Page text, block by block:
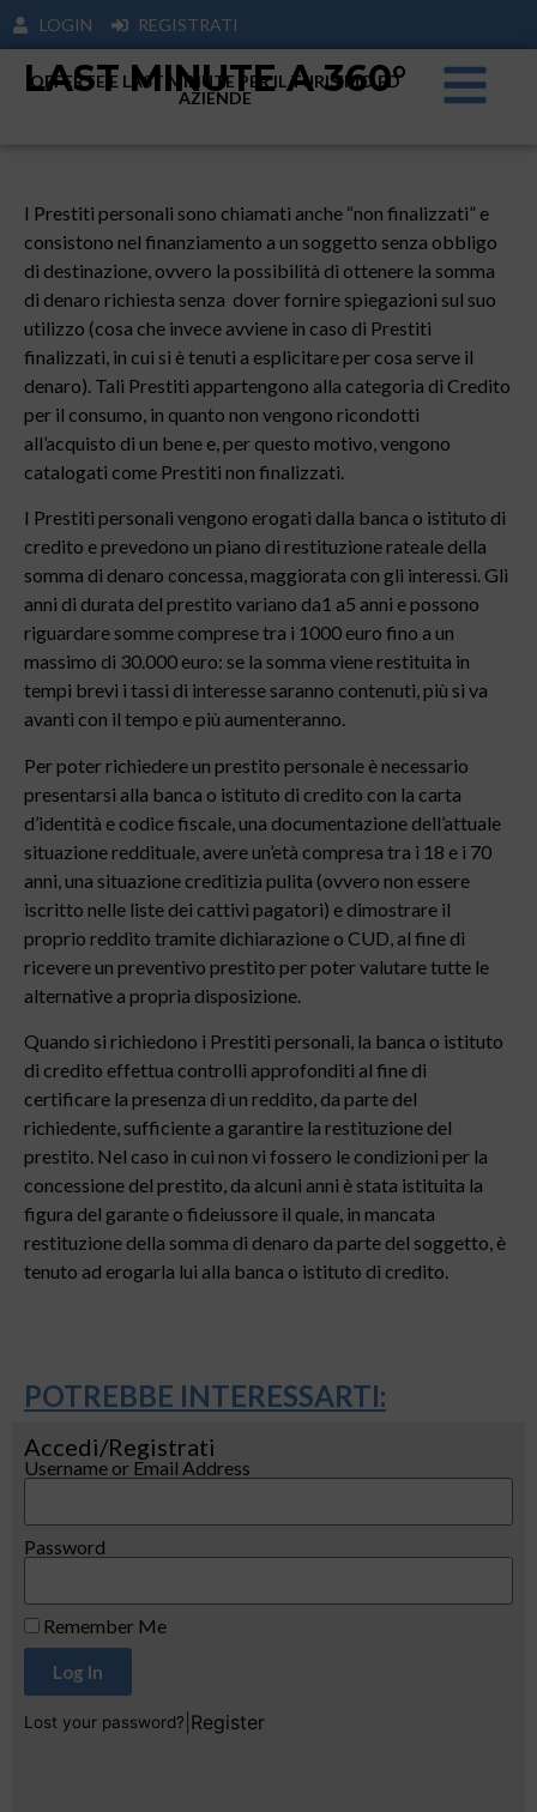
LOGIN REGISTRATI
LAST MINUTE A 360°
OFFERTE E LAST MINUTE PER IL TURISIMO ED
AZIENDE
I Prestiti personali sono chiamati anche “non finalizzati” e
consistono nel finanziamento a un soggetto senza obbligo
di destinazione, ovvero la possibilità di ottenere la somma
di denaro richiesta senza dover fornire spiegazioni sul suo
utilizzo (cosa che invece avviene in caso di Prestiti
finalizzati, in cui si è tenuti a esplicitare per cosa serve il
denaro). Tali Prestiti appartengono alla categoria di Credito
per il consumo, in quanto non vengono ricondotti
all’acquisto di un bene e, per questo motivo, vengono
catalogati come Prestiti non finalizzati.
I Prestiti personali vengono erogati dalla banca o istituto di
credito e prevedono un piano di restituzione rateale della
somma di denaro concessa, maggiorata con gli interessi. Gli
anni di durata del prestito variano da1 a5 anni e possono
riguardare somme comprese tra i 1000 euro fino a un
massimo di 30.000 euro: se la somma viene restituita in
tempi brevi i tassi di interesse saranno contenuti, più si va
avanti con il tempo e più aumenteranno.
Per poter richiedere un prestito personale è necessario
presentarsi alla banca o istituto di credito con la carta
d’identità e codice fiscale, una documentazione dell’attuale
situazione reddituale, avere un’età compresa tra i 18 e i 70
anni, una situazione creditizia pulita (ovvero non essere
iscritto nelle liste dei cattivi pagatori) e dimostrare il
proprio reddito tramite dichiarazione o CUD, al fine di
ricevere un preventivo prestito per poter valutare tutte le
alternative a propria disposizione.
Quando si richiedono i Prestiti personali, la banca o istituto
di credito effettua controlli approfonditi al fine di
certificare la presenza di un reddito, da parte del
richiedente, sufficiente a garantire la restituzione del
prestito. Nel caso in cui non vi fossero le condizioni per la
concessione del prestito, da alcuni anni è stata istituita la
figura del garante o fideiussore il quale, in mancata
restituzione della somma di denaro da parte del soggetto, è
tenuto ad erogarla lui alla banca o istituto di credito.
POTREBBE INTERESSARTI:
Accedi/Registrati
Username or Email Address
Password
Remember Me
Log In
Lost your password? Register